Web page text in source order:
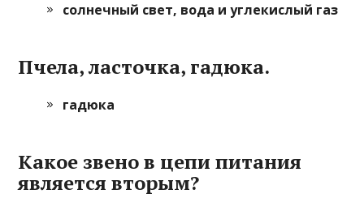
солнечный свет, вода и углекислый газ
Пчела, ласточка, гадюка.
гадюка
Какое звено в цепи питания
является вторым?